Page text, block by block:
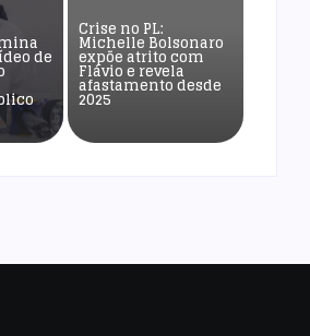
de
Crise no PL:
Michelle Bolsonaro
expõe atrito com
Flávio e revela
afastamento desde
2025